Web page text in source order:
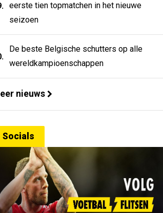
eerste tien topmatchen in het nieuwe
seizoen
De beste Belgische schutters op alle
wereldkampioenschappen
nieuws
Socials